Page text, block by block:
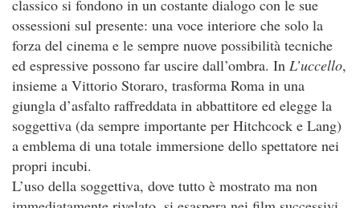
classico si fondono in un costante dialogo con le sue
ossessioni sul presente: una voce interiore che solo la
forza del cinema e le sempre nuove possibilità tecniche
ed espressive possono far uscire dall’ombra. In L’uccello,
insieme a Vittorio Storaro, trasforma Roma in una
giungla d’asfalto raffreddata in abbattitore ed elegge la
soggettiva (da sempre importante per Hitchcock e Lang)
a emblema di una totale immersione dello spettatore nei
propri incubi.
L’uso della soggettiva, dove tutto è mostrato ma non